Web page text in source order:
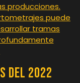
producciones.
puede
tramas
del 2022